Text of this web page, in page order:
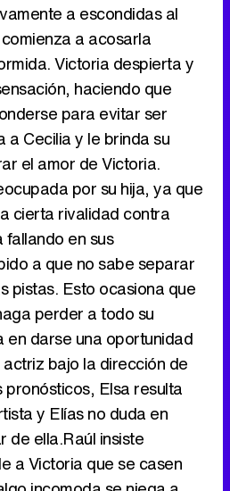
Tráiler en catalán de 'Ravalear', la nueva serie de HBO Max sobre los fondos buitre
Canción ganadora de Eurovisión 2026: DARA con "Bangaranga" por Bulgaria
a escondidas al
a acosarla
Victoria despierta y
haciendo que
para evitar ser
a Cecilia y le brinda su
el amor de Victoria.
por su hija, ya que
cierta rivalidad contra
fallando en sus
a que no sabe separar
pistas. Esto ocasiona que
perder a todo su
en darse una oportunidad
bajo la dirección de
pronósticos, Elsa resulta
y Elías no duda en
de ella.Raúl insiste
a Victoria que se casen